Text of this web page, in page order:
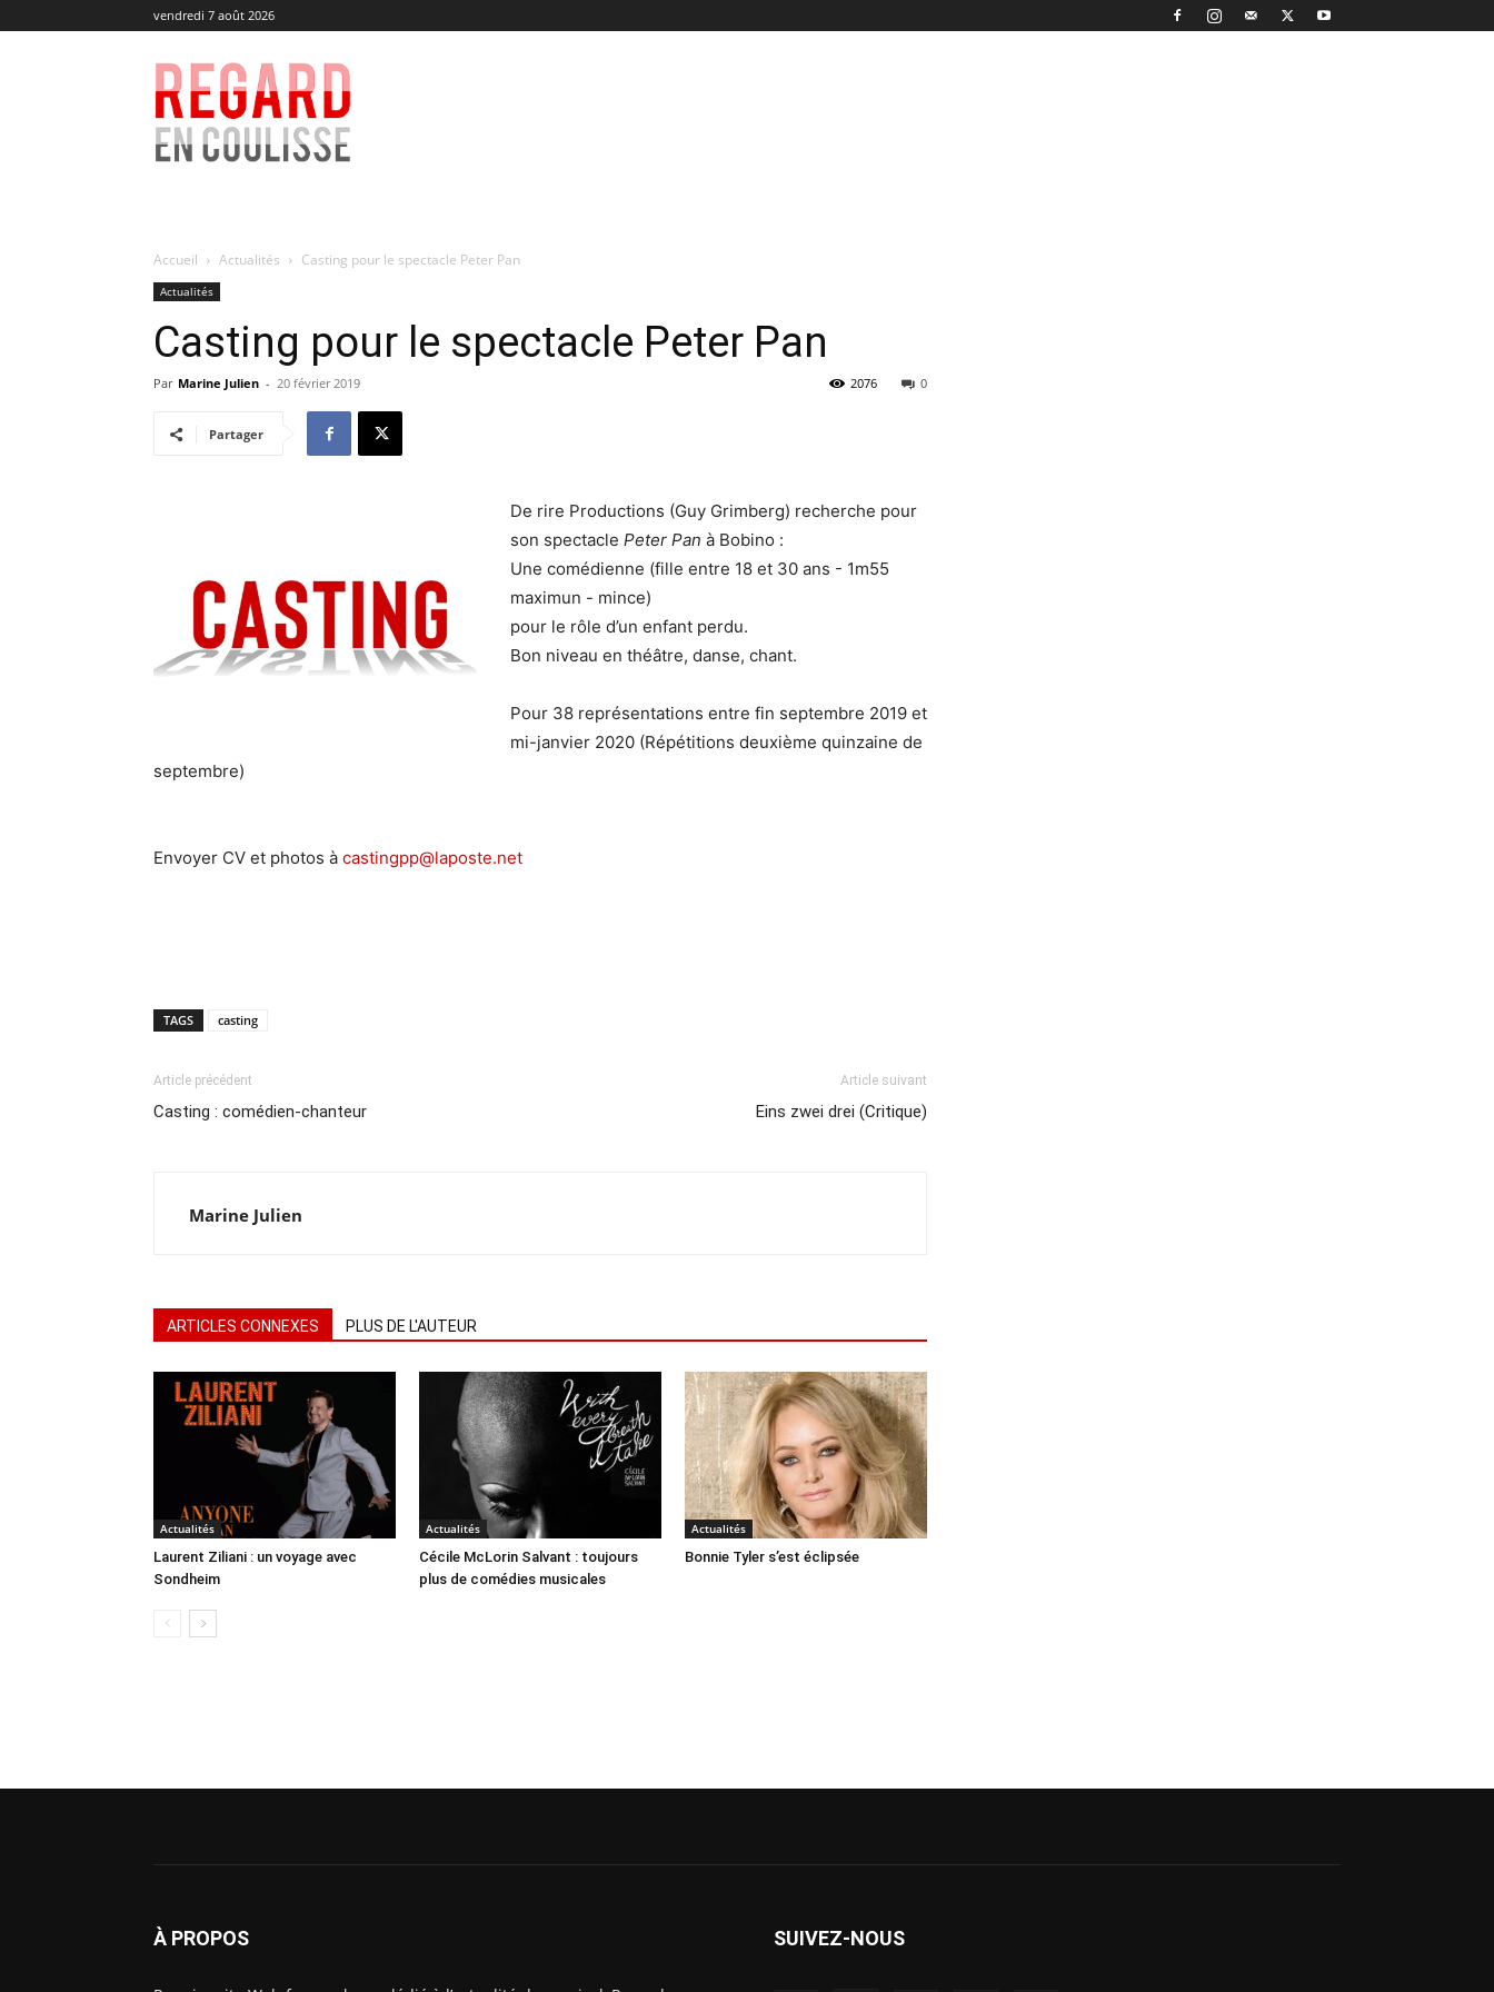
vendredi 7 août 2026
Regard
en
Coulisse
Accueil Actualités Casting pour le spectacle Peter Pan
Actualités
Casting pour le spectacle Peter Pan
Par Marine Julien - 20 février 2019 0
2076
Partager
De rire Productions (Guy Grimberg) recherche pour
son spectacle Peter Pan à Bobino :
Une comédienne (fille entre 18 et 30 ans - 1m55
maximun - mince)
pour le rôle d’un enfant perdu.
Bon niveau en théâtre, danse, chant.
Pour 38 représentations entre fin septembre 2019 et
mi-janvier 2020 (Répétitions deuxième quinzaine de
septembre)
Envoyer CV et photos à castingpp@laposte.net
TAGS casting
Article précédent
Casting : comédien-chanteur
Article suivant
Eins zwei drei (Critique)
Marine Julien
ARTICLES CONNEXES PLUS DE L'AUTEUR
Actualités
Laurent Ziliani : un voyage avec
Sondheim
Actualités
Cécile McLorin Salvant : toujours
plus de comédies musicales
Actualités
Bonnie Tyler s’est éclipsée
À PROPOS SUIVEZ-NOUS